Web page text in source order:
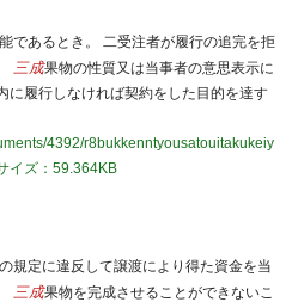
であるとき。 二受注者が履行の追完を拒
三成果物の性質又は当事者の意思表示に
に履行しなければ契約をした目的を達す
4392/r8bukkenntyousatouitakukeiy
イズ：59.364KB
規定に違反して譲渡により得た資金を当
三成果物を完成させることができないこ